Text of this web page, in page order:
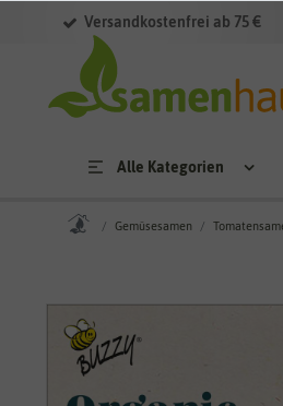
Versandkostenfrei ab 75 €
Alle Kategorien
Gemüsesamen